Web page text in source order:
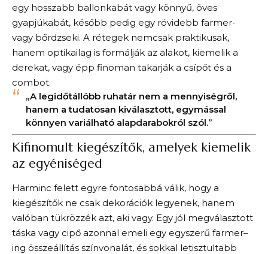
egy hosszabb ballonkabát vagy könnyű, öves
gyapjúkabát, később pedig egy rövidebb farmer-
vagy bőrdzseki. A rétegek nemcsak praktikusak,
hanem optikailag is formálják az alakot, kiemelik a
derekat, vagy épp finoman takarják a csípőt és a
combot.
„A legidőtállóbb ruhatár nem a mennyiségről,
hanem a tudatosan kiválasztott, egymással
könnyen variálható alapdarabokról szól.”
Kifinomult kiegészítők, amelyek kiemelik
az egyéniséged
Harminc felett egyre fontosabbá válik, hogy a
kiegészítők ne csak dekorációk legyenek, hanem
valóban tükrözzék azt, aki vagy. Egy jól megválasztott
táska vagy cipő azonnal emeli egy egyszerű farmer–
ing összeállítás színvonalát, és sokkal letisztultabb